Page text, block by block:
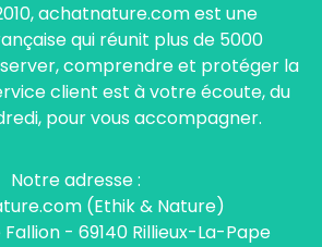
achatnature.com est une
qui réunit plus de 5000
comprendre et protéger la
client est à votre écoute, du
pour vous accompagner.
Notre adresse :
(Ethik & Nature)
Fallion - 69140 Rillieux-La-Pape